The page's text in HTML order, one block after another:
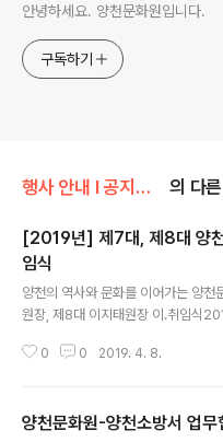
안녕하세요. 양천문화원입니다.
구독하기
행사 안내 Ι 공지사항/문화원 소식 의 다
[2019년] 제7대, 제8대 양천
임식
양천의 역사와 문화를 이어가는 양천
원장, 제8대 이지태원장 이.취임식
0 0 2019. 4. 8.
양천문화원-양천소방서 업무